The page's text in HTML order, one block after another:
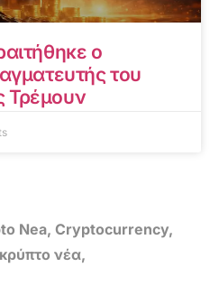
ο
του
Τρέμουν
Nea, Cryptocurrency,
κρύπτο νέα,